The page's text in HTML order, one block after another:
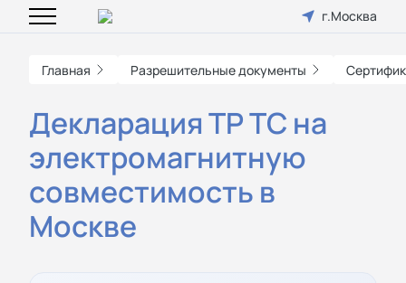
г.Москва
Главная Разрешительные документы
Декларация ТР ТС на
электромагнитную
совместимость в
Москве